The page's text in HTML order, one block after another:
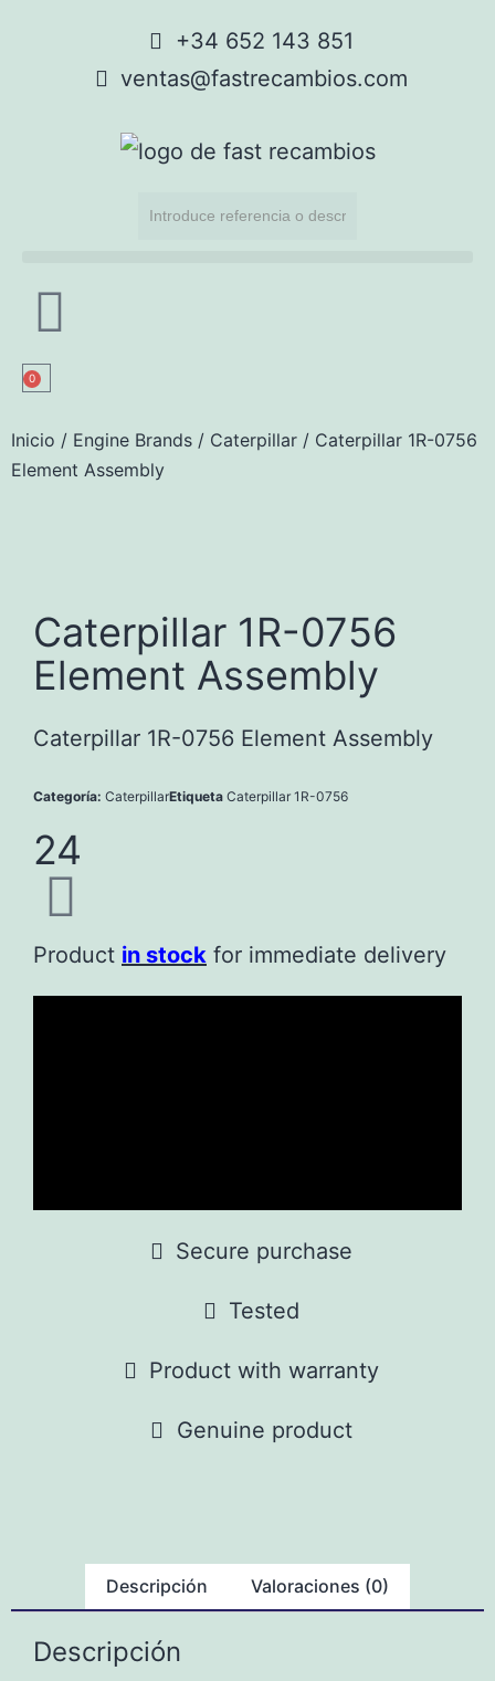
+34 652 143 851
ventas@fastrecambios.com
0
Inicio / Engine Brands / Caterpillar / Caterpillar 1R-0756
Element Assembly
Caterpillar 1R-0756
Element Assembly
Caterpillar 1R-0756 Element Assembly
Categoría: CaterpillarEtiqueta Caterpillar 1R-0756
24
Product in stock for immediate delivery
Secure purchase
Tested
Product with warranty
Genuine product
Descripción Valoraciones (0)
Descripción